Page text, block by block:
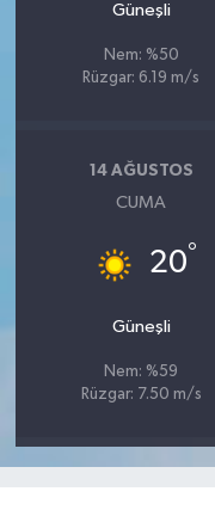
Güneşli
Nem: %50
Rüzgar: 6.19 m/s
14 AĞUSTOS
CUMA
20°
Güneşli
Nem: %59
Rüzgar: 7.50 m/s